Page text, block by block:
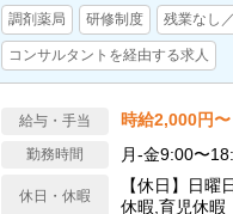
調剤薬局 研修制度 残業なし
コンサルタントを経由する求人
給与・手当 時給2,000円〜
勤務時間 月‐金9:00〜
休日・休暇
【休日】日
休暇,育児休